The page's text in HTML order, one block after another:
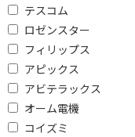
テスコム
ロゼンスター
フィリップス
アピックス
アビテラックス
オーム電機
コイズミ